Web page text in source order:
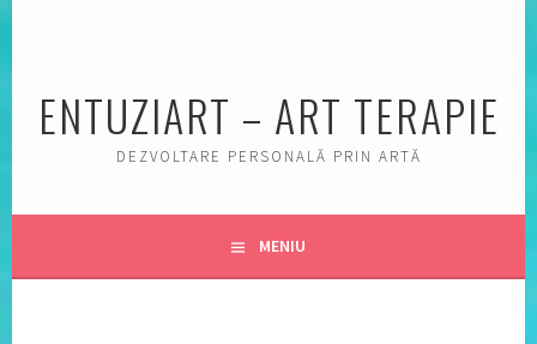
ENTUZIART – ART TERAPIE
DEZVOLTARE PERSONALĂ PRIN ARTĂ
MENIU